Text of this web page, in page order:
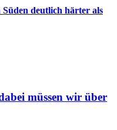
deutlich härter als
müssen wir über